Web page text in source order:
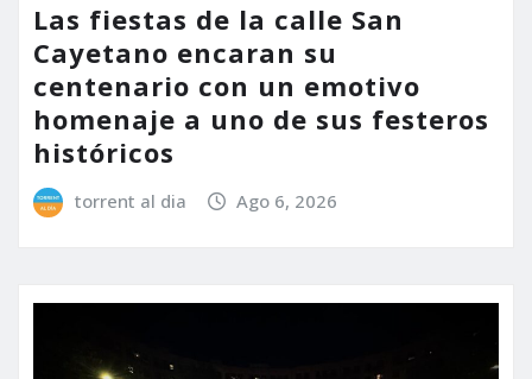
Las fiestas de la calle San
Cayetano encaran su
centenario con un emotivo
homenaje a uno de sus festeros
históricos
torrent al dia Ago 6, 2026